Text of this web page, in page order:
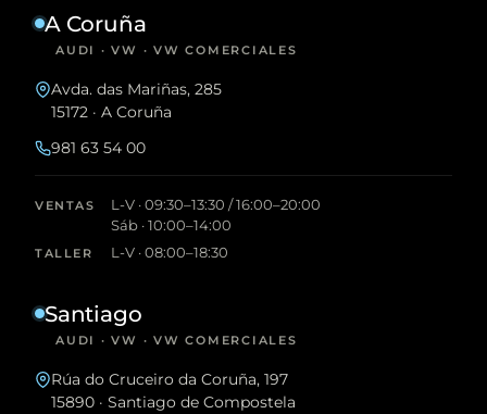
A Coruña
AUDI · VW · VW COMERCIALES
Avda. das Mariñas, 285
15172 · A Coruña
981 63 54 00
VENTAS
L-V · 09:30–13:30 / 16:00–20:00
Sáb · 10:00–14:00
TALLER L-V · 08:00–18:30
Santiago
AUDI · VW · VW COMERCIALES
Rúa do Cruceiro da Coruña, 197
15890 · Santiago de Compostela